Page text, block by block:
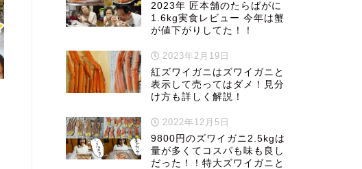
2023年 匠本舗のたらばがに
1.6kg実食レビュー 今年は蟹
が値下がりしてた！！
2023年2月19日
紅ズワイガニはズワイガニと
表示して売ってはダメ！見分
け方も詳しく解説！
2022年12月5日
9800円のズワイガニ2.5kgは
量が多くてコスパも味も良し
だった！！特大ズワイガニと